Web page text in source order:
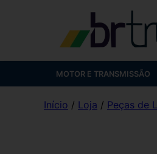
MOTOR E TRANSMISSÃO
Início / Loja / Peças de